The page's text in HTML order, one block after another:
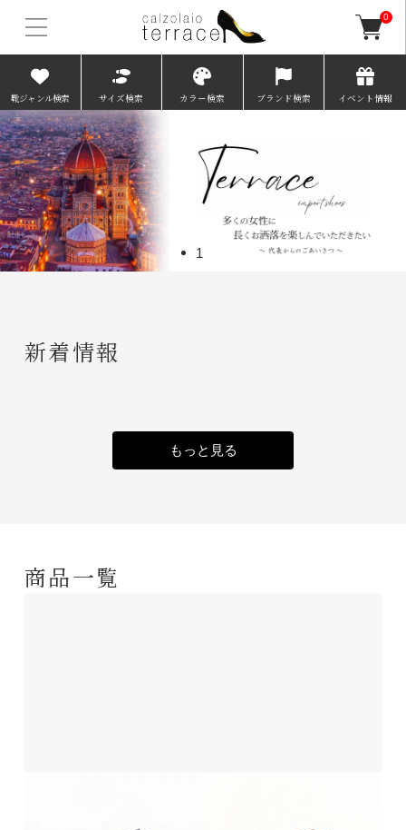
0
靴ジャンル検索 サイズ検索 カラー検索 ブランド検索 イベント情報
1
新着情報
もっと見る
商品一覧